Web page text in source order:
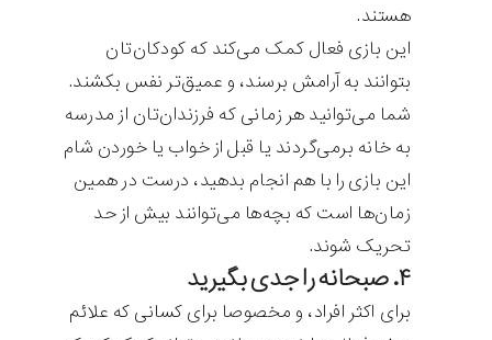
هستند.
این بازی فعال کمک می‌کند که کودکان‌تان
بتوانند به آرامش برسند، و عمیق‌تر نفس بکشند.
شما می‌توانید هر زمانی که فرزندان‌تان از مدرسه
به خانه برمی‌گردند یا قبل از خواب یا خوردن شام
این بازی را با هم انجام بدهید، درست در همین
زمان‌ها است که بچه‌ها می‌توانند بیش از حد
تحریک شوند.
۴. صبحانه را جدی بگیرید
برای اکثر افراد، و مخصوصا برای کسانی که علائم